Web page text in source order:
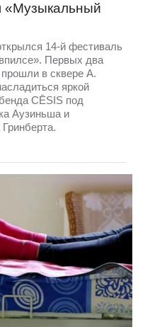
«Музыкальный
14-й фестиваль
Первых два
в сквере А.
яркой
CĒSIS под
Аузиньша и